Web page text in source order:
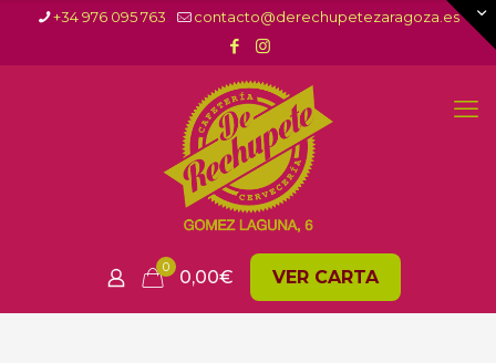
+34 976 095 763 contacto@derechupetezaragoza.es
0 0,00€ VER CARTA